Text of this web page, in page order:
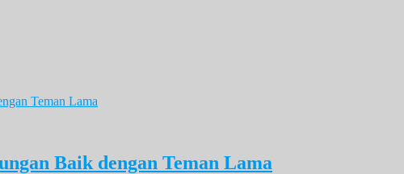
Baik dengan Teman Lama